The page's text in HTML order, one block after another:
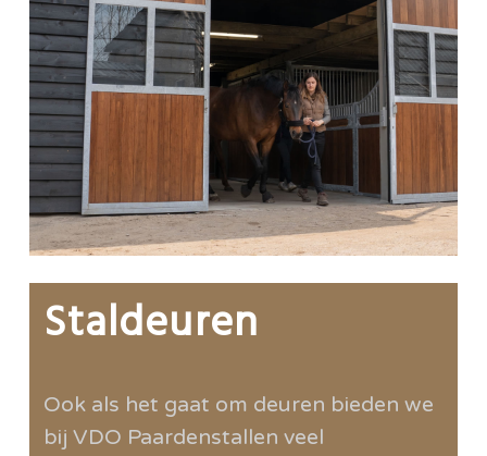
Staldeuren
Ook als het gaat om deuren bieden we
bij VDO Paardenstallen veel